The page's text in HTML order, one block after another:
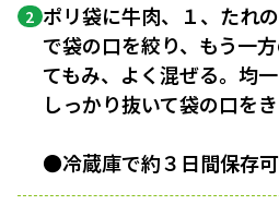
2 ポリ袋に牛肉、１、たれ
で袋の口を絞り、もう一
てもみ、よく混ぜる。均
しっかり抜いて袋の口を
●冷蔵庫で約３日間保存可